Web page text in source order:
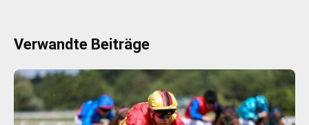
Verwandte Beiträge